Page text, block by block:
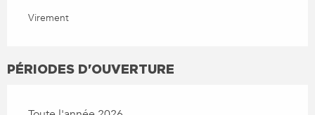
Virement
PÉRIODES D'OUVERTURE